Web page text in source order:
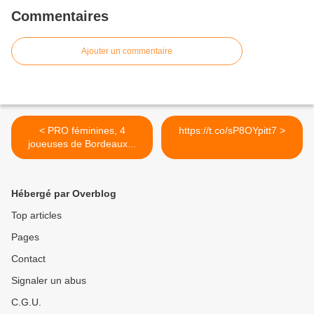
Commentaires
Ajouter un commentaire
< PRO féminines, 4
joueuses de Bordeaux...
https://t.co/sP8OYpitt7 >
Hébergé par Overblog
Top articles
Pages
Contact
Signaler un abus
C.G.U.